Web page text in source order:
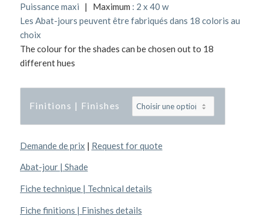
Puissance maxi | Maximum : 2 x 40 w
Les Abat-jours peuvent être fabriqués dans 18 coloris au
choix
The colour for the shades can be chosen out to 18
different hues
Finitions | Finishes
Demande de prix | Request for quote
Abat-jour | Shade
Fiche technique | Technical details
Fiche finitions | Finishes details